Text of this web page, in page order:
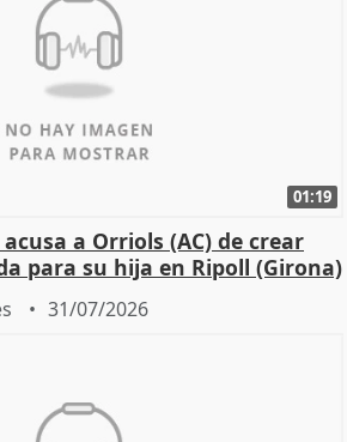
01:19
a Orriols (AC) de crear
para su hija en Ripoll (Girona)
31/07/2026